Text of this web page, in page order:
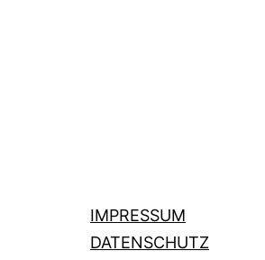
IMPRESSUM
DATENSCHUTZ